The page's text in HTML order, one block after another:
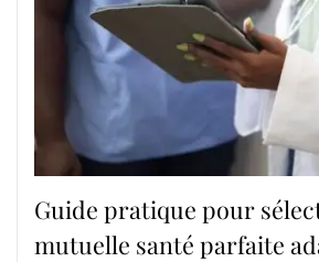
Guide pratique pour
mutuelle santé parfaite